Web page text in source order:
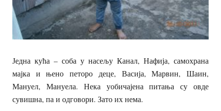
Једна кућа – соба у насељу Канал, Нафија, самохрана
мајка и њено петоро деце, Васија, Марвин, Шаин,
Мануел, Мануела. Нека уобичајена питања су овде
сувишна, па и одговори. Зато их нема.